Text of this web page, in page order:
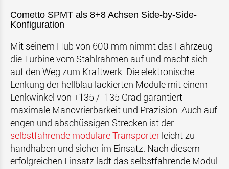
Cometto SPMT als 8+8 Achsen Side-by-Side-
Konfiguration
Mit seinem Hub von 600 mm nimmt das Fahrzeug
die Turbine vom Stahlrahmen auf und macht sich
auf den Weg zum Kraftwerk. Die elektronische
Lenkung der hellblau lackierten Module mit einem
Lenkwinkel von +135 / -135 Grad garantiert
maximale Manövrierbarkeit und Präzision. Auch auf
engen und abschüssigen Strecken ist der
selbstfahrende modulare Transporter leicht zu
handhaben und sicher im Einsatz. Nach diesem
erfolgreichen Einsatz lädt das selbstfahrende Modul